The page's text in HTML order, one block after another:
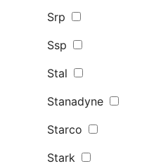
Srp
Ssp
Stal
Stanadyne
Starco
Stark